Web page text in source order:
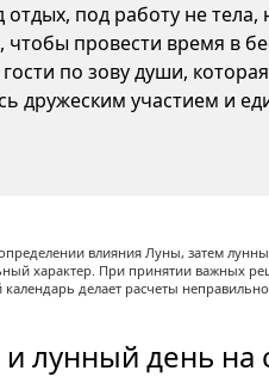
под работу не
провести время в
по зову души,
дружеским участием и
влияния Луны, затем
характер. При принятии важных
делает расчеты
лунный день на